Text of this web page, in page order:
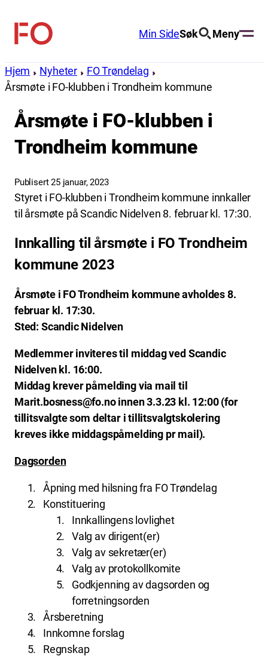
innhold
FO
Min SideSøk Meny
Hjem Nyheter
FO Trøndelag
Årsmøte i FO-klubben i Trondheim kommune
Årsmøte i FO-klubben i
Trondheim kommune
Publisert 25 januar, 2023
Styret i FO-klubben i Trondheim kommune innkaller
til årsmøte på Scandic Nidelven 8. februar kl. 17:30.
Innkalling til årsmøte i FO Trondheim
kommune 2023
Årsmøte i FO Trondheim kommune avholdes 8.
februar kl. 17:30.
Sted: Scandic Nidelven
Medlemmer inviteres til middag ved Scandic
Nidelven kl. 16:00.
Middag krever påmelding via mail til
Marit.bosness@fo.no innen 3.3.23 kl. 12:00 (for
tillitsvalgte som deltar i tillitsvalgtskolering
kreves ikke middagspåmelding pr mail).
Dagsorden
Åpning med hilsning fra FO Trøndelag
Konstituering
Innkallingens lovlighet
Valg av dirigent(er)
Valg av sekretær(er)
Valg av protokollkomite
Godkjenning av dagsorden og
forretningsorden
Årsberetning
Innkomne forslag
Regnskap